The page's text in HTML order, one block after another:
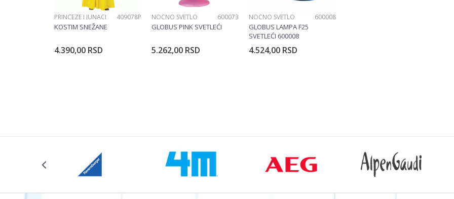
POŠALJI
PRINCEZE I JUNACI 409078P
KOSTIM SNEŽANE
4.390,00 RSD
NOĆNO SVETLO 600073
GLOBUS PINK SVETLEĆI
5.262,00 RSD
NOĆNO SVETLO 600008
GLOBUS LAMPA F25
SVETLEĆI 600008
4.524,00 RSD